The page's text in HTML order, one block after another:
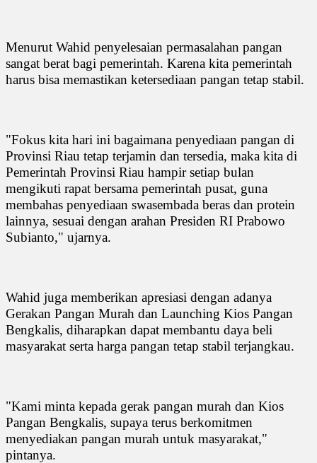
Menurut Wahid penyelesaian permasalahan pangan
sangat berat bagi pemerintah. Karena kita pemerintah
harus bisa memastikan ketersediaan pangan tetap stabil.
"Fokus kita hari ini bagaimana penyediaan pangan di
Provinsi Riau tetap terjamin dan tersedia, maka kita di
Pemerintah Provinsi Riau hampir setiap bulan
mengikuti rapat bersama pemerintah pusat, guna
membahas penyediaan swasembada beras dan protein
lainnya, sesuai dengan arahan Presiden RI Prabowo
Subianto," ujarnya.
Wahid juga memberikan apresiasi dengan adanya
Gerakan Pangan Murah dan Launching Kios Pangan
Bengkalis, diharapkan dapat membantu daya beli
masyarakat serta harga pangan tetap stabil terjangkau.
"Kami minta kepada gerak pangan murah dan Kios
Pangan Bengkalis, supaya terus berkomitmen
menyediakan pangan murah untuk masyarakat,"
pintanya.